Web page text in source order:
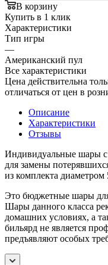
В корзину
Купить в 1 клик
Характеристики
Тип игры
—
Американский пул
Все характеристики
Цена действительна
отличаться от цен в
Описание
Характеристики
Отзывы
Индивидуальные шары с
для замены
из комплекта
Это бюджетные шары
Шары данного класса
домашних условиях, а
бильярд не является
предъявляют особых